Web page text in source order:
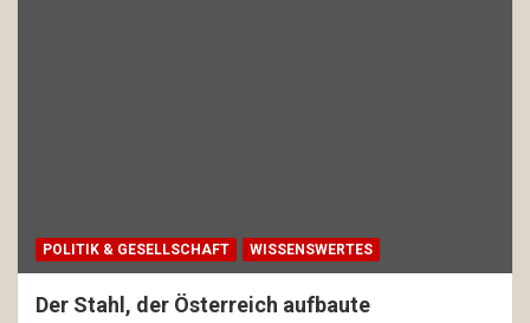
POLITIK & GESELLSCHAFT WISSENSWERTES
Der Stahl, der Österreich aufbaute